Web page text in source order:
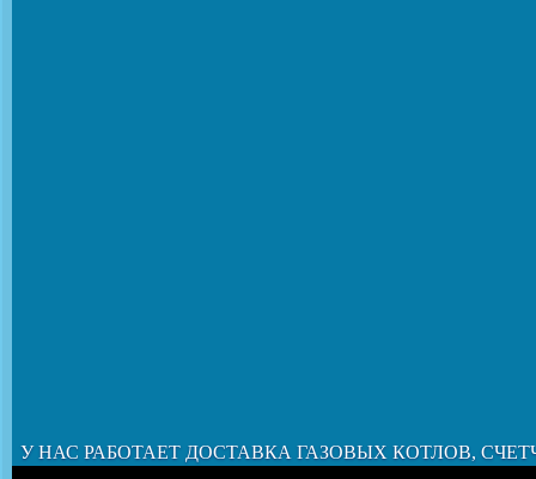
У НАС РАБОТАЕТ ДОСТАВКА ГАЗОВЫХ КОТЛОВ,